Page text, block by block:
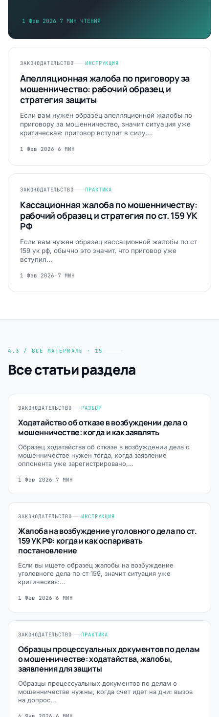
1 Фев 2026 · 7 МИН ЧТЕНИЯ
ЗАКОНОДАТЕЛЬСТВО ИНСТРУКЦИЯ
Апелляционная жалоба по приговору за
мошенничество: рабочий образец и
стратегия защиты
Если вам нужен образец апелляционной жалобы по
приговору за мошенничество, значит ситуация уже
критическая: приговор вступит в силу,…
1 Фев 2026 · 6 МИН
ЗАКОНОДАТЕЛЬСТВО ПРАКТИКА
Кассационная жалоба по мошенничеству:
рабочий образец и стратегия по ст. 159 УК
РФ
Если вам нужен образец кассационной жалобы по ст
159 ук рф, обычно это значит, что приговор уже
вступил…
1 Фев 2026 · 7 МИН
4.3 / ВСЕ МАТЕРИАЛЫ · 15
Все статьи раздела
ЗАКОНОДАТЕЛЬСТВО РАЗБОР
Ходатайство об отказе в возбуждении дела о
мошенничестве: когда и как заявлять
Образец ходатайства об отказе в возбуждении дела о
мошенничестве нужен тогда, когда заявление
оппонента уже зарегистрировано,…
1 Фев 2026 · 7 МИН
ЗАКОНОДАТЕЛЬСТВО ИНСТРУКЦИЯ
Жалоба на возбуждение уголовного дела по ст.
159 УК РФ: когда и как оспаривать
постановление
Если вы ищете образец жалобы на возбуждение
уголовного дела по ст 159, значит ситуация уже
критическая:…
1 Фев 2026 · 6 МИН
ЗАКОНОДАТЕЛЬСТВО ПРАКТИКА
Образцы процессуальных документов по делам
о мошенничестве: ходатайства, жалобы,
заявления для защиты
Образцы процессуальных документов по делам о
мошенничестве нужны, когда счет идет на дни: вызов
на допрос,…